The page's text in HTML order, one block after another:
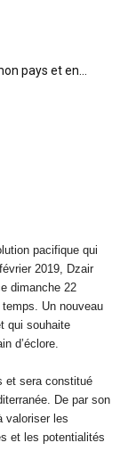
pays et en...
pacifique qui
2019, Dzair
dimanche 22
Un nouveau
qui souhaite
d’éclore.
et sera constitué
De par son
valoriser les
et les potentialités